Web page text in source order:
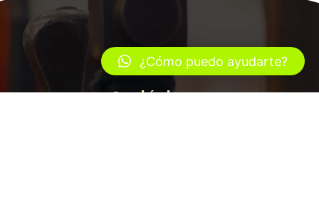
Contáctanos
¿Cómo puedo ayudarte?